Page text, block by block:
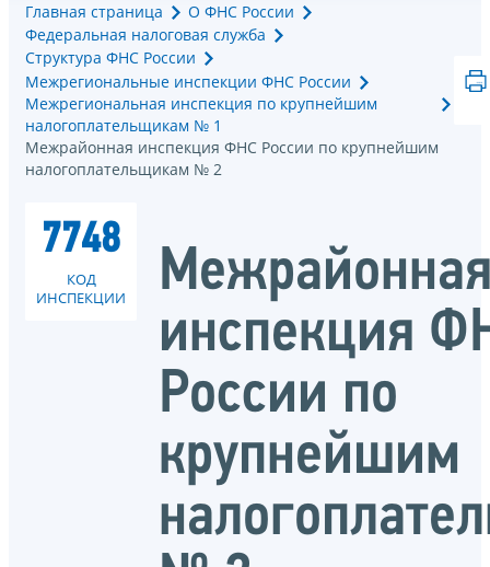
Главная страница
О ФНС России
Федеральная налоговая служба
Структура ФНС России
Межрегиональные инспекции ФНС России
Межрегиональная инспекция по крупнейшим
налогоплательщикам № 1
Межрайонная инспекция ФНС России по крупнейшим
налогоплательщикам № 2
7748
КОД
ИНСПЕКЦИИ
инспекция
России по
крупнейшим